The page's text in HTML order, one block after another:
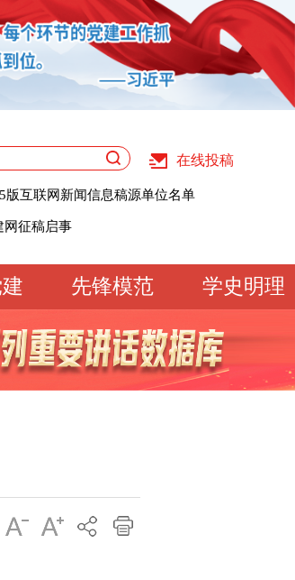
在线投稿
版权和用稿问题的声明
版互联网新闻信息稿源单位名单
版权和用稿问题的声明
建》杂志征稿启事
网征稿启事
征稿启事 先锋模范
学史明理
经验交流 文明实践
专题库